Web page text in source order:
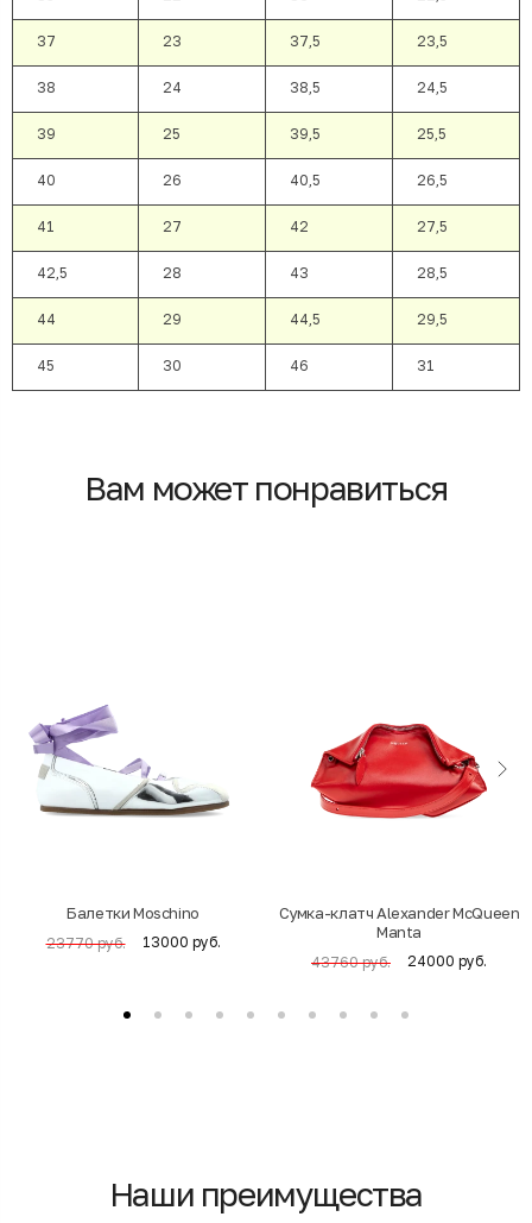
37 23 37,5 23,5
38 24 38,5 24,5
39 25 39,5 25,5
40 26 40,5 26,5
41 27 42 27,5
42,5 28 43 28,5
44 29 44,5 29,5
45 30 46 31
Вам может понравиться
Балетки Moschino
23770 руб. 13000 руб.
Cумка-клатч Alexander McQueen
Manta
43760 руб. 24000 руб.
Наши преимущества